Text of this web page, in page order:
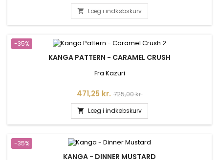
 Læg i indkøbskurv
-35%
KANGA PATTERN - CARAMEL CRUSH
Fra Kazuri
Pris
471,25 kr. Normalpris
725,00 kr.
 Læg i indkøbskurv
-35%
KANGA - DINNER MUSTARD